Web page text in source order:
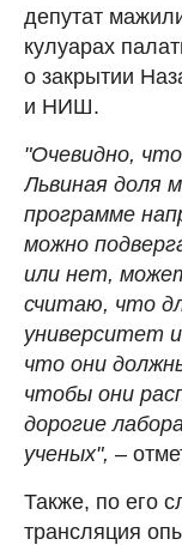
депутат
кулуарах
о закрытии
и НИШ.
"Очевидно,
Львиная доля
программе
можно
или нет,
считаю, что
университет
что они
чтобы они
дорогие
ученых", –
Также, по его
трансляция